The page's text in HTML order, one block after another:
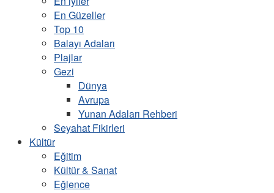
En Güzeller
Top 10
Balayı Adaları
Plajlar
Gezi
Dünya
Avrupa
Yunan Adaları Rehberi
Seyahat Fikirleri
Kültür
Eğitim
Kültür & Sanat
Eğlence